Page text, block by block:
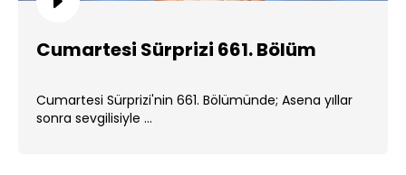
Cumartesi Sürprizi 661. Bölüm
Cumartesi Sürprizi'nin 661. Bölümünde; Asena yıllar
sonra sevgilisiyle ...